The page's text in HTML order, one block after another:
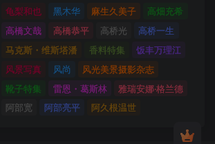
龟梨和也 黑木华 麻生久美子
高畑充希
高橋文哉
高橋恭平 高桥光
高桥一生
马克斯・维斯塔潘
香料特集
饭丰万理江
风景写真
风尚
风光美景摄影杂志
靴子特集
雷恩・葛斯林
雅瑞安娜‧格兰德
阿部宽
阿部亮平 阿久根温世